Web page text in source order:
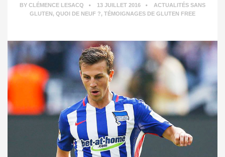
BY CLÉMENCE LESACQ 13 JUILLET 2016
ACTUALITÉS SANS
GLUTEN, QUOI DE NEUF ?, TÉMOIGNAGES DE GLUTEN FREE